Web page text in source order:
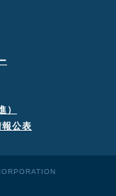
）
報公表